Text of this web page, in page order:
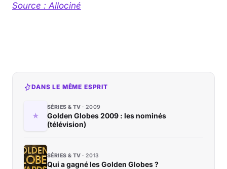
Source : Allociné
DANS LE MÊME ESPRIT
SÉRIES & TV 2009
Golden Globes 2009 : les nominés
(télévision)
SÉRIES & TV 2013
Qui a gagné les Golden Globes ?